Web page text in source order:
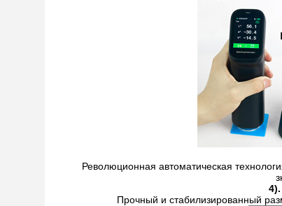
Революционная автоматическая
Прочный и стабилизированный